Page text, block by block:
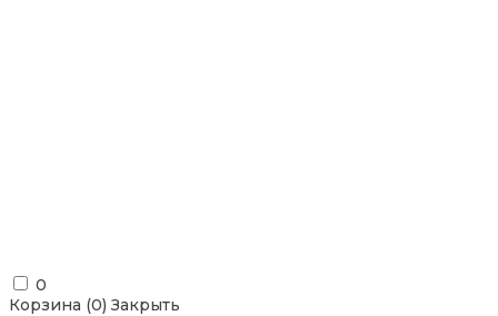
0
Корзина (0) Закрыть